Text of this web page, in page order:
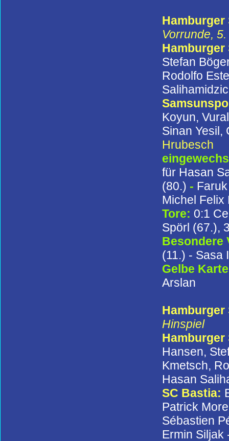
Hamburger
Vorrunde,
Hamburger
Stefan
Rodolfo
Koyun,
Sinan Yesil,
Hrubesch
für Hasan
(80.) -
Michel Felix
Tore: 0:1
Spörl (67.),
Besondere
(11.) - Sasa
Gelbe
Arslan
Hamburger
Hinspiel
Hamburger
Hansen,
Kmetsch,
Hasan
SC Bastia:
Patrick
Sébastien
Ermin